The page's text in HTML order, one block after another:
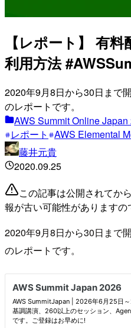
【レポート】 有
利用方法
2020年9月8日から30日まで
のレポートです。
AWS Summit Online Japan
レポート
AWS Elemental
藤井元貴
2020.09.25
この記事は公開されてか
報が古い可能性がありますの
2020年9月8日から30日まで
のレポートです。